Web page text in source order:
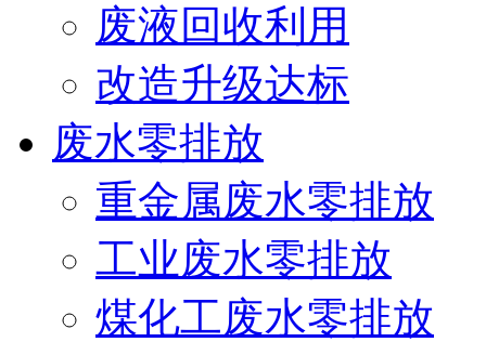
废液回收利用
改造升级达标
废水零排放
重金属废水零排放
工业废水零排放
煤化工废水零排放